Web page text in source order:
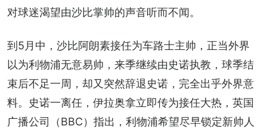
对球迷渴望由沙比掌帅的声音听而不闻。
到5月中，沙比阿朗素接任为车路士主帅，正当外界
以为利物浦无意易帅，来季继续由史诺执教，球季结
束后不足一周，却又突然辞退史诺，完全出乎外界意
料。史诺一离任，伊拉奥拿立即传为接任大热，英国
广播公司（BBC）指出，利物浦希望尽早锁定新帅人